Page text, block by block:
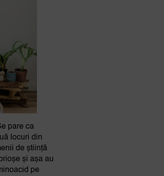
pare ca
locuri din
de știință
și așa au
pe